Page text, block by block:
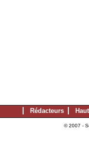
Rédacteurs
© 2007 -